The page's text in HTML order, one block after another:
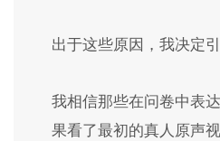
出于这些原因，我决定
我相信那些在问卷中表
果看了最初的真人原声